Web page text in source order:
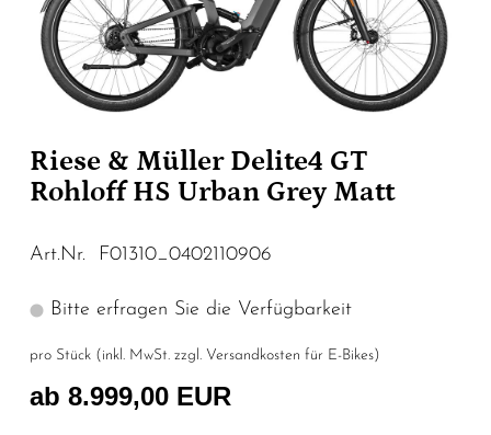
Riese & Müller Delite4 GT
Rohloff HS Urban Grey Matt
Art.Nr. F01310_0402110906
Bitte erfragen Sie die Verfügbarkeit
pro Stück (inkl. MwSt. zzgl. Versandkosten für E-Bikes)
ab 8.999,00 EUR